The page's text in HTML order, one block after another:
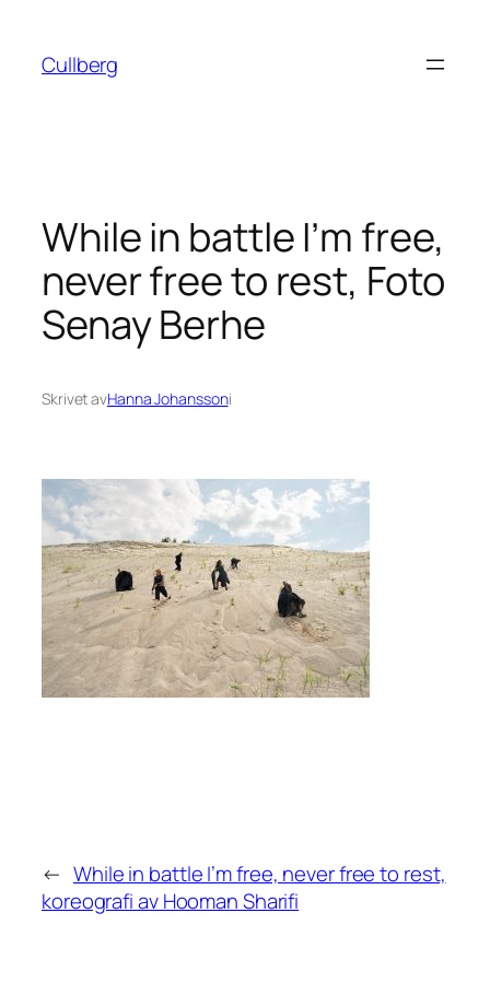
innehåll
Cullberg
While in battle I’m free,
never free to rest, Foto
Senay Berhe
Skrivet avHanna Johanssoni
← While in battle I’m free, never free to rest,
koreografi av Hooman Sharifi